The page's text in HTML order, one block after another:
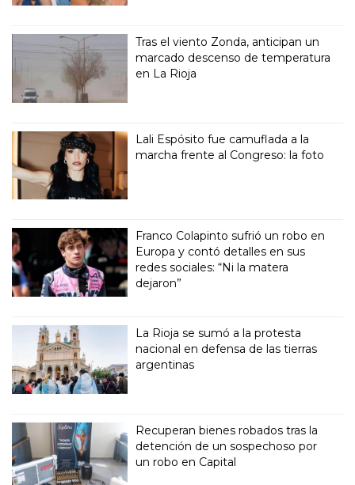
Tras el viento Zonda, anticipan un
marcado descenso de temperatura
en La Rioja
Lali Espósito fue camuflada a la
marcha frente al Congreso: la foto
Franco Colapinto sufrió un robo en
Europa y contó detalles en sus
redes sociales: “Ni la matera
dejaron”
La Rioja se sumó a la protesta
nacional en defensa de las tierras
argentinas
Recuperan bienes robados tras la
detención de un sospechoso por
un robo en Capital